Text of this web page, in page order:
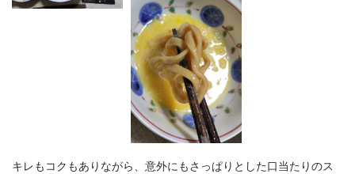
キレもコクもありながら、意外にもさっぱりとした口当たりのス